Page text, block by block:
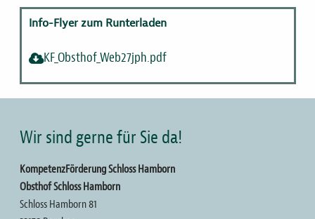
Info-Flyer zum Runterladen
KF_Obsthof_Web27jph.pdf
Wir sind gerne für Sie da!
KompetenzFörderung Schloss Hamborn
Obsthof Schloss Hamborn
Schloss Hamborn 81